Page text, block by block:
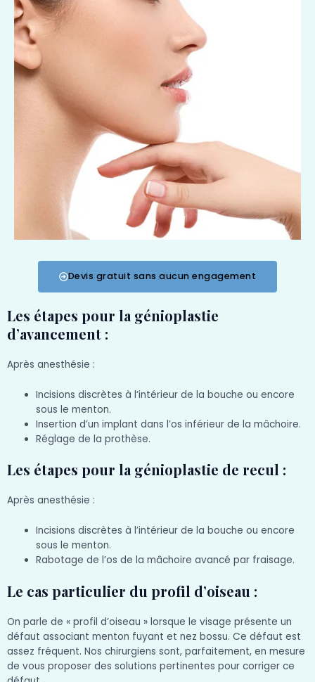
Devis gratuit sans aucun engagement
Les étapes pour la génioplastie
d’avancement :
Après anesthésie :
Incisions discrètes à l’intérieur de la bouche ou encore
sous le menton.
Insertion d’un implant dans l’os inférieur de la mâchoire.
Réglage de la prothèse.
Les étapes pour la génioplastie de recul :
Après anesthésie :
Incisions discrètes à l’intérieur de la bouche ou encore
sous le menton.
Rabotage de l’os de la mâchoire avancé par fraisage.
Le cas particulier du profil d’oiseau :
On parle de « profil d’oiseau » lorsque le visage présente un
défaut associant menton fuyant et nez bossu. Ce défaut est
assez fréquent. Nos chirurgiens sont, parfaitement, en mesure
de vous proposer des solutions pertinentes pour corriger ce